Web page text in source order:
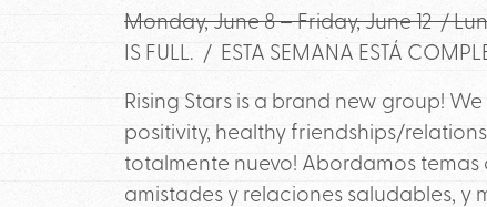
Monday, June 8 – Friday, June 12 /
IS FULL. / ESTA SEMANA ESTÁ
Rising Stars is a brand new group!
positivity, healthy friendships/
totalmente nuevo! Abordamos
amistades y relaciones saludables, y